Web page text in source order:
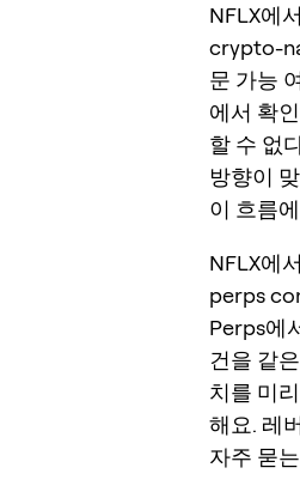
NFLX에
crypto-
문 가능
에서 확
할 수 없
방향이
이 흐름
NFLX에
perps
Perps에
건을 같
치를 미
해요. 레
자주 묻